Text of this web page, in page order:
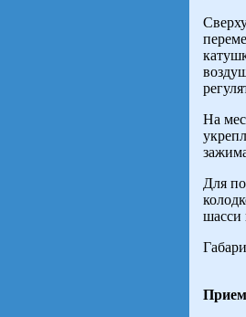
На
Для
шасси